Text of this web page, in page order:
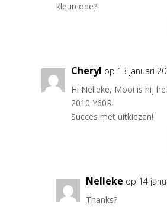
kleurcode?
Cheryl op 13 januari
Hi Nelleke, Mooi is hij
2010 Y60R.
Succes met uitkiezen!
Nelleke op 14
Thanks?